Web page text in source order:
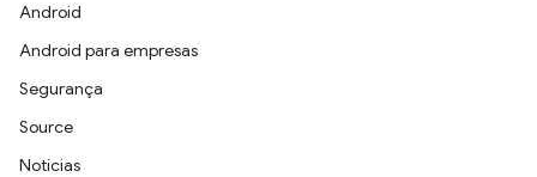
Android
Android para empresas
Segurança
Source
Notícias